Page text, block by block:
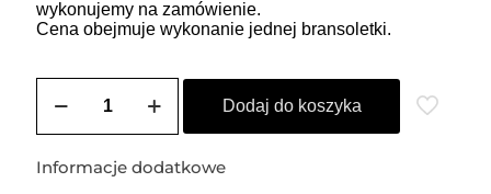
wykonujemy na zamówienie.
Cena obejmuje wykonanie jednej bransoletki.
Bransoletka
z
Dodaj do koszyka
Informacje dodatkowe